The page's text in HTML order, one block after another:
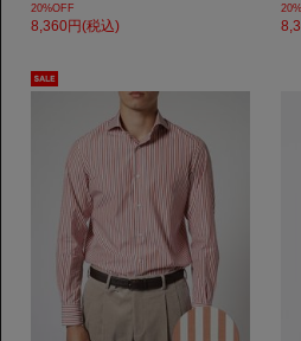
20%OFF
8,360円(税込)